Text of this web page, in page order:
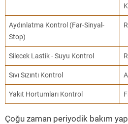
Aydınlatma Kontrol (Far-Sinyal-
Stop)
Silecek Lastik - Suyu Kontrol
Sıvı Sızıntı Kontrol
Yakıt Hortumları Kontrol
Çoğu zaman periyodik bakım